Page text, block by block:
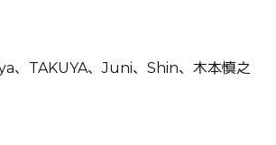
、TAKUYA、Juni、Shin、木本慎之